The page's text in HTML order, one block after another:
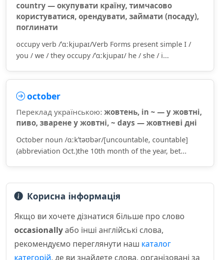
country — окупувати країну, тимчасово
користуватися, орендувати, займати (посаду),
поглинати
occupy verb /ˈɑːkjupaɪ/Verb Forms present simple I /
you / we / they occupy /ˈɑːkjupaɪ/ he / she / i...
october
Переклад українською: жовтень, in ~ — у жовтні,
пиво, зварене у жовтні, ~ days — жовтневі дні
October noun /ɑːkˈtəʊbər/[uncountable, countable]
(abbreviation Oct.)the 10th month of the year, bet...
Корисна інформація
Якщо ви хочете дізнатися більше про слово
occasionallyабо інші англійські слова,
рекомендуємо переглянути наш каталог
категорій, де ви знайдете слова, організовані за